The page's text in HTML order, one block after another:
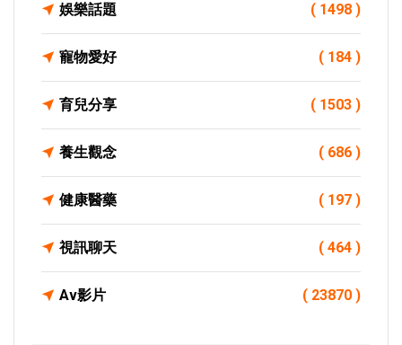
娛樂話題 ( 1498 )
寵物愛好 ( 184 )
育兒分享 ( 1503 )
養生觀念 ( 686 )
健康醫藥 ( 197 )
視訊聊天 ( 464 )
Av影片 ( 23870 )